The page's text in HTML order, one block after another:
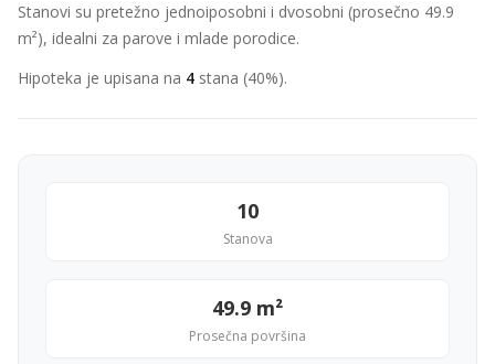
Stanovi su pretežno jednoiposobni i dvosobni (prosečno 49.9
m²), idealni za parove i mlade porodice.
Hipoteka je upisana na 4 stana (40%).
10
Stanova
49.9 m²
Prosečna površina